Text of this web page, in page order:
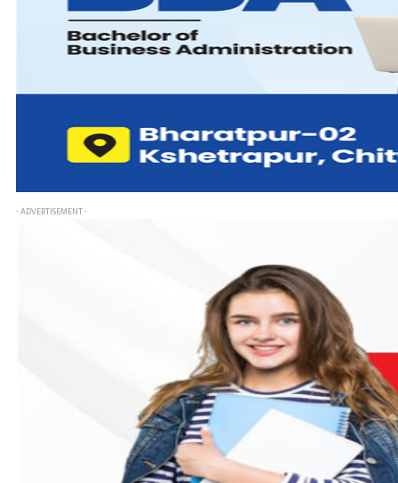
- ADVERTISEMENT -